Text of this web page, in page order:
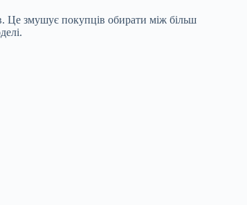
Це змушує покупців обирати між більш